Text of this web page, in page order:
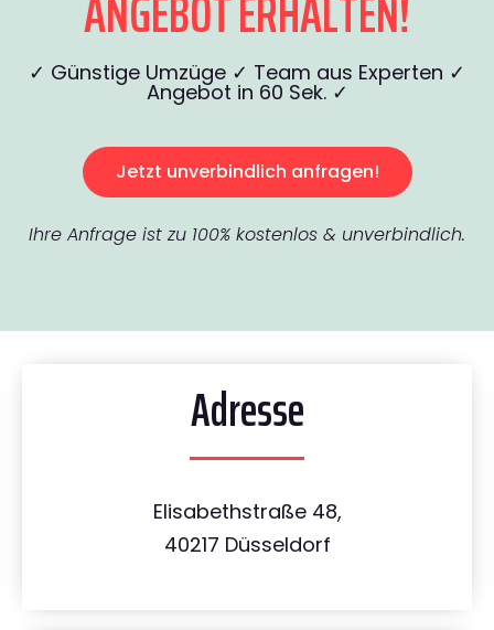
✓ Günstige Umzüge ✓ Team aus Experten ✓
Angebot in 60 Sek. ✓
Jetzt unverbindlich anfragen!
Ihre Anfrage ist zu 100% kostenlos & unverbindlich.
Adresse
Elisabethstraße 48,
40217 Düsseldorf